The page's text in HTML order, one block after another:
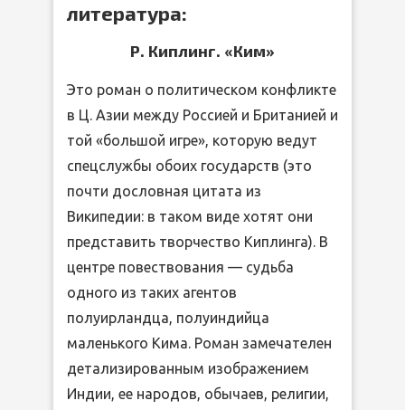
литература:
Р. Киплинг. «Ким»
Это роман о политическом конфликте
в Ц. Азии между Россией и Британией и
той «большой игре», которую ведут
спецслужбы обоих государств (это
почти дословная цитата из
Википедии: в таком виде хотят они
представить творчество Киплинга). В
центре повествования — судьба
одного из таких агентов
полуирландца, полуиндийца
маленького Кима. Роман замечателен
детализированным изображением
Индии, ее народов, обычаев, религии,